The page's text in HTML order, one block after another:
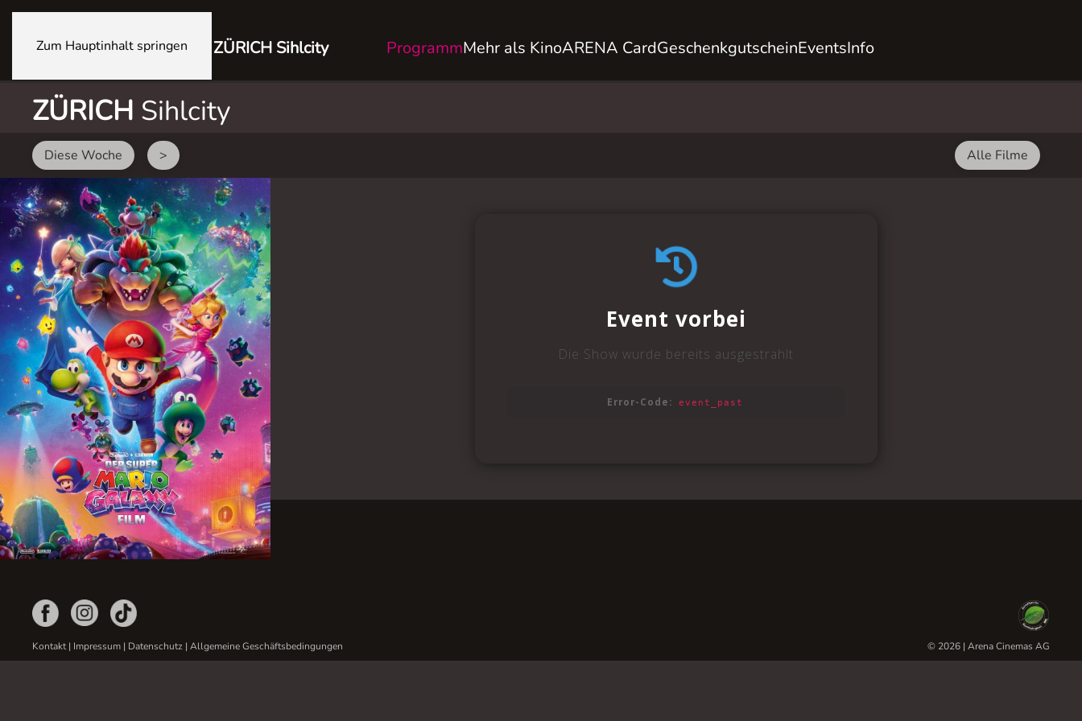
Zum Hauptinhalt springen ZÜRICH Sihlcity ProgrammMehr als KinoARENA CardGeschenkgutscheinEventsInfo
ZÜRICH Sihlcity
Diese Woche > Alle Filme
Kontakt| Impressum | Datenschutz | Allgemeine Geschäftsbedingungen © 2026 | Arena Cinemas AG